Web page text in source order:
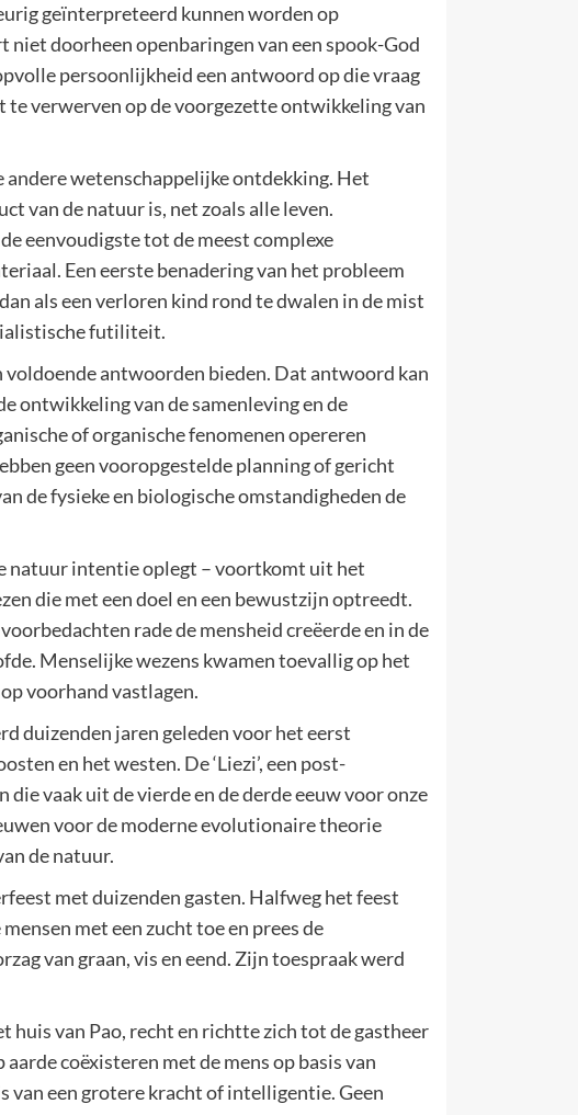
geïnterpreteerd kunnen worden op
doorheen openbaringen van een spook-God
persoonlijkheid een antwoord op die vraag
verwerven op de voorgezette ontwikkeling van
wetenschappelijke ontdekking. Het
van de natuur is, net zoals alle leven.
eenvoudigste tot de meest complexe
Een eerste benadering van het probleem
als een verloren kind rond te dwalen in de mist
futiliteit.
voldoende antwoorden bieden. Dat antwoord kan
ontwikkeling van de samenleving en de
of organische fenomenen opereren
geen vooropgestelde planning of gericht
de fysieke en biologische omstandigheden de
natuur intentie oplegt – voortkomt uit het
die met een doel en een bewustzijn optreedt.
rade de mensheid creëerde en in de
Menselijke wezens kwamen toevallig op het
voorhand vastlagen.
duizenden jaren geleden voor het eerst
en het westen. De ‘Liezi’, een post-
vaak uit de vierde en de derde eeuw voor onze
voor de moderne evolutionaire theorie
de natuur.
met duizenden gasten. Halfweg het feest
met een zucht toe en prees de
van graan, vis en eend. Zijn toespraak werd
huis van Pao, recht en richtte zich tot de gastheer
coëxisteren met de mens op basis van
van een grotere kracht of intelligentie. Geen